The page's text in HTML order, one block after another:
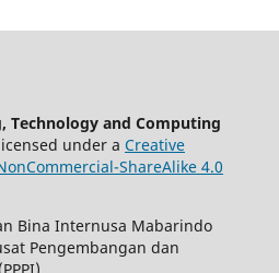
Technology and Computing
under a Creative
ShareAlike 4.0
Bina Internusa Mabarindo
Pengembangan dan